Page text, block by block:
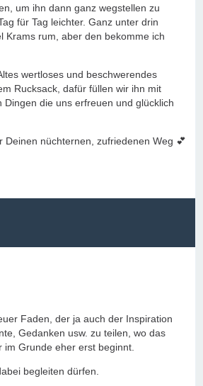
um ihn dann ganz wegstellen zu
für Tag leichter. Ganz unter drin
Krams rum, aber den bekomme ich
wertloses und beschwerendes
Rucksack, dafür füllen wir ihn mit
Dingen die uns erfreuen und glücklich
Deinen nüchternen, zufriedenen Weg 💕
Faden, der ja auch der Inspiration
Gedanken usw. zu teilen, wo das
Grunde eher erst beginnt.
begleiten dürfen.